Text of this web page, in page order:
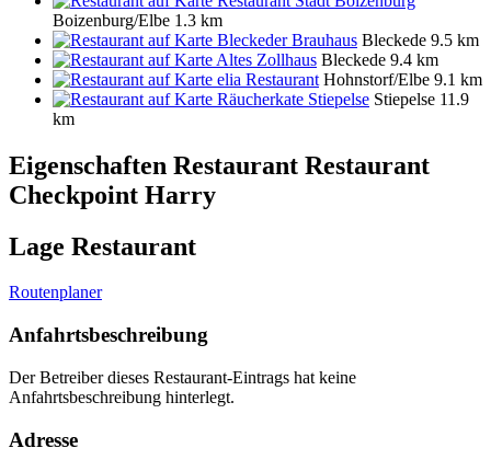
Boizenburg/Elbe 1.3 km
Bleckeder Brauhaus Bleckede 9.5 km
Altes Zollhaus Bleckede 9.4 km
elia Restaurant Hohnstorf/Elbe 9.1 km
Räucherkate Stiepelse Stiepelse 11.9
km
Eigenschaften Restaurant Restaurant
Checkpoint Harry
Lage Restaurant
Routenplaner
Anfahrtsbeschreibung
Der Betreiber dieses Restaurant-Eintrags hat keine
Anfahrtsbeschreibung hinterlegt.
Adresse